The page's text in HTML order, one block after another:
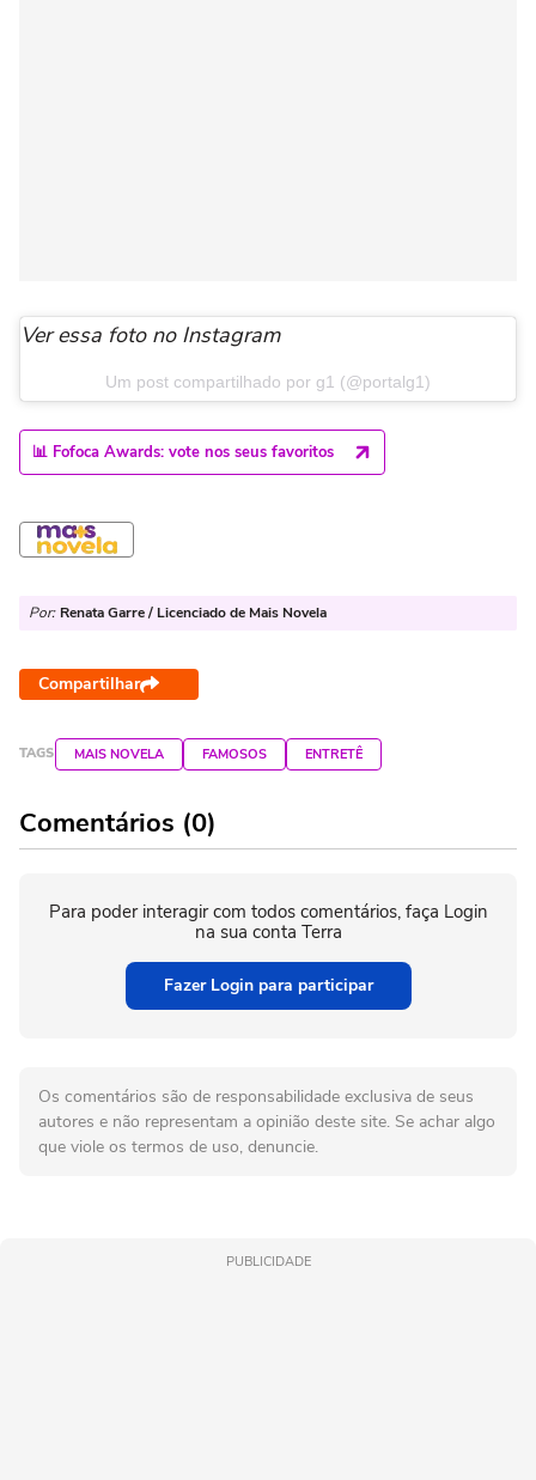
Ver essa foto no Instagram
Um post compartilhado por g1 (@portalg1)
📊 Fofoca Awards: vote nos seus favoritos
Por: Renata Garre / Licenciado de Mais Novela
Compartilhar
TAGS MAIS NOVELA FAMOSOS ENTRETÊ
Comentários (0)
Para poder interagir com todos comentários, faça Login
na sua conta Terra
Fazer Login para participar
Os comentários são de responsabilidade exclusiva de seus
autores e não representam a opinião deste site. Se achar algo
que viole os termos de uso, denuncie.
PUBLICIDADE